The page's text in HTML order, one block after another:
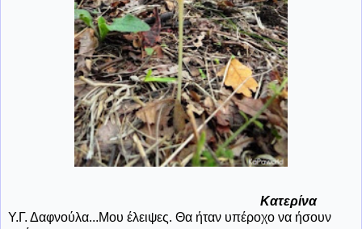
Κατερίνα
Υ.Γ. Δαφνούλα...Μου έλειψες. Θα ήταν υπέροχο να ήσουν